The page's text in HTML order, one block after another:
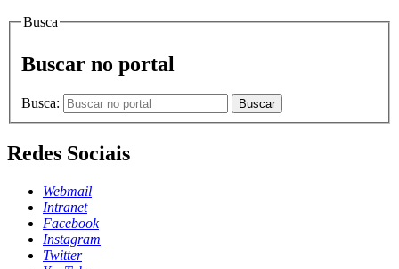
Busca
Buscar no portal
Busca: Buscar
Redes Sociais
Webmail
Intranet
Facebook
Instagram
Twitter